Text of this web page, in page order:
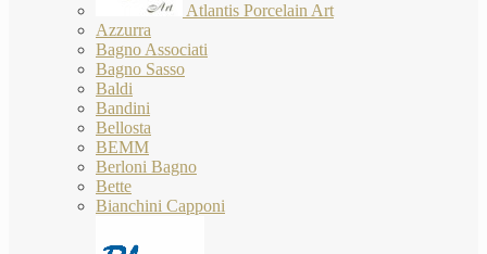
Atlantis Porcelain Art
Azzurra
Bagno Associati
Bagno Sasso
Baldi
Bandini
Bellosta
BEMM
Berloni Bagno
Bette
Bianchini Capponi